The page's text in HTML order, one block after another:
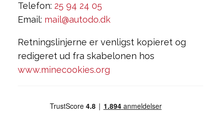
Telefon: 25 94 24 05
Email: mail@autodo.dk
Retningslinjerne er venligst kopieret og
redigeret ud fra skabelonen hos
www.minecookies.org